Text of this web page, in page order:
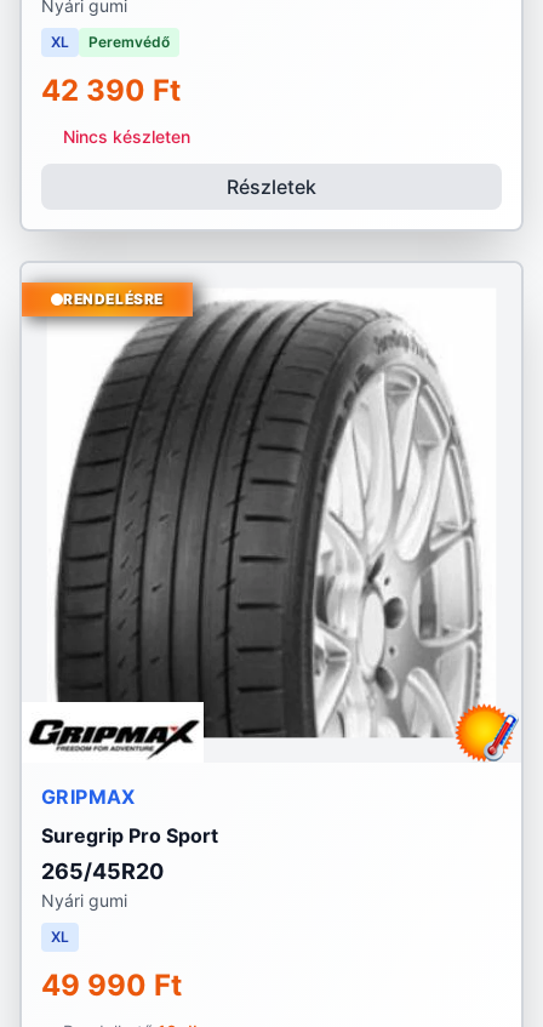
Nyári gumi
XL Peremvédő
42 390 Ft
Nincs készleten
Részletek
RENDELÉSRE
GRIPMAX
Suregrip Pro Sport
265/45R20
Nyári gumi
XL
49 990 Ft